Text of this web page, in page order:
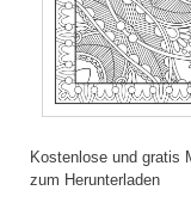
Kostenlose und gratis
zum Herunterladen